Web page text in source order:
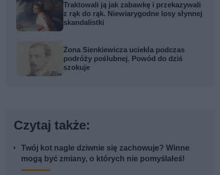
Traktowali ją jak zabawkę i przekazywali
z rąk do rąk. Niewiarygodne losy słynnej
skandalistki
Żona Sienkiewicza uciekła podczas
podróży poślubnej. Powód do dziś
szokuje
Czytaj także:
Twój kot nagle dziwnie się zachowuje? Winne
mogą być zmiany, o których nie pomyślałeś!